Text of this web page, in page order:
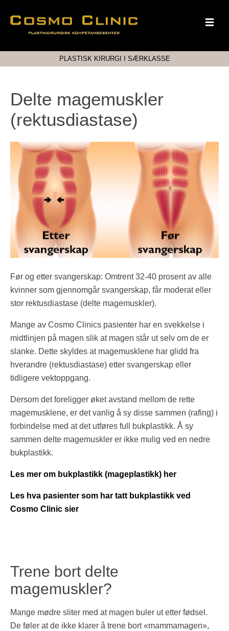
PLASTISK KIRURGI I SÆRKLASSE
Delte magemuskler
(rektusdiastase)
Før og etter svangerskap: Omtrent 32-40 prosent av alle
kvinner som gjennomgår svangerskap, får moderat eller
stor rektusdiastase (delte magemuskler).
Mange av Cosmo Clinics pasienter har en svekkelse i
midtlinjen på magen slik at magen står ut selv om de er
slanke. Dette skyldes at magemusklene har glidd fra
hverandre (rektusdiastase) etter svangerskap eller
tidligere vektoppgang.
Dersom det foreligger øket avstand mellom de rette
magemusklene, er det vanlig å sy disse sammen (rafing) i
forbindelse med at det utføres full bukplastikk. Å sy
sammen delte magemuskler er ikke mulig ved en nedre
bukplastikk.
Les mer om bukplastikk (mageplastikk) her
Les hva pasienter som har tatt bukplastikk ved
Cosmo Clinic sier
Trene bort delte
magemuskler?
Mange mødre sliter med at magen buler ut etter fødsel.
De føler at de ikke klarer å trene bort «mammamagen»,